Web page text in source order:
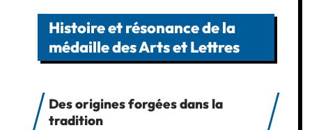
Histoire et résonance de la
médaille des Arts et Lettres
Des origines forgées dans la
tradition